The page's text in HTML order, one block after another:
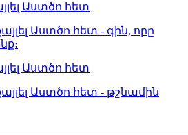
Աստծո հետ
Աստծո հետ - գին, որը
Աստծո հետ
Աստծո հետ - թշնամին